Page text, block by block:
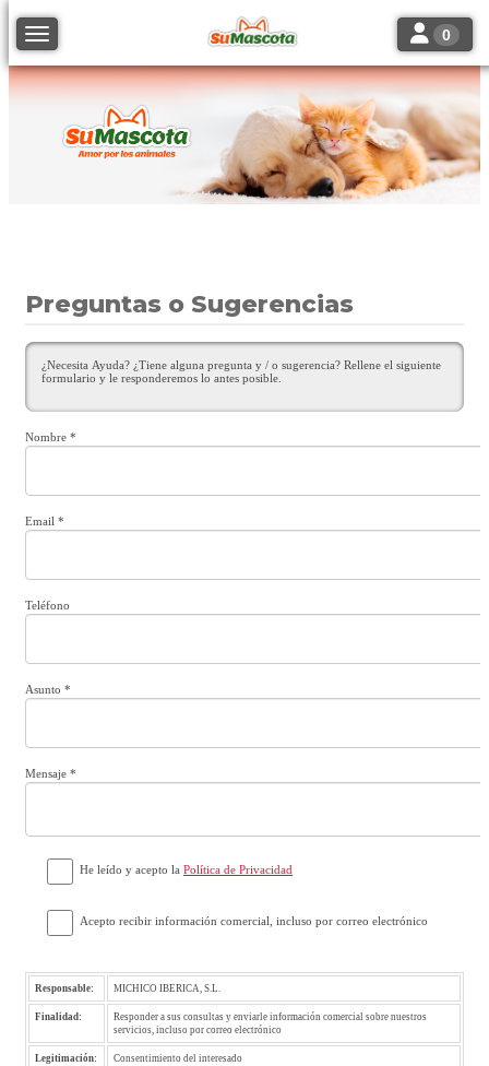
Toggle navigation Toggle
0
Preguntas o Sugerencias
¿Necesita Ayuda? ¿Tiene alguna pregunta y / o sugerencia? Rellene el siguiente
formulario y le responderemos lo antes posible.
Nombre *
Email *
Teléfono
Asunto *
Mensaje *
He leído y acepto la Política de Privacidad
Acepto recibir información comercial, incluso por correo electrónico
Responsable: MICHICO IBERICA, S.L.
Finalidad:
Responder a sus consultas y enviarle información comercial sobre nuestros
servicios, incluso por correo electrónico
Legitimación: Consentimiento del interesado